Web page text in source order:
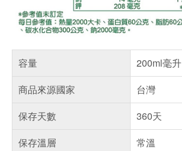
容量
200ml毫升
商品來源國家
台灣
保存天數
360天
保存溫層
常溫